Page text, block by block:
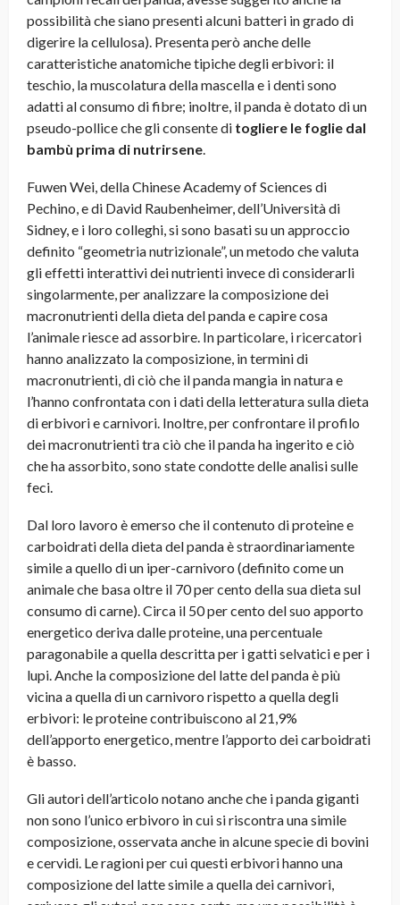
possibilità che siano presenti alcuni batteri in grado di
digerire la cellulosa). Presenta però anche delle
caratteristiche anatomiche tipiche degli erbivori: il
teschio, la muscolatura della mascella e i denti sono
adatti al consumo di fibre; inoltre, il panda è dotato di un
pseudo-pollice che gli consente di togliere le foglie dal
bambù prima di nutrirsene.
Fuwen Wei, della Chinese Academy of Sciences di
Pechino, e di David Raubenheimer, dell’Università di
Sidney, e i loro colleghi, si sono basati su un approccio
definito “geometria nutrizionale”, un metodo che valuta
gli effetti interattivi dei nutrienti invece di considerarli
singolarmente, per analizzare la composizione dei
macronutrienti della dieta del panda e capire cosa
l’animale riesce ad assorbire. In particolare, i ricercatori
hanno analizzato la composizione, in termini di
macronutrienti, di ciò che il panda mangia in natura e
l’hanno confrontata con i dati della letteratura sulla dieta
di erbivori e carnivori. Inoltre, per confrontare il profilo
dei macronutrienti tra ciò che il panda ha ingerito e ciò
che ha assorbito, sono state condotte delle analisi sulle
feci.
Dal loro lavoro è emerso che il contenuto di proteine e
carboidrati della dieta del panda è straordinariamente
simile a quello di un iper-carnivoro (definito come un
animale che basa oltre il 70 per cento della sua dieta sul
consumo di carne). Circa il 50 per cento del suo apporto
energetico deriva dalle proteine, una percentuale
paragonabile a quella descritta per i gatti selvatici e per i
lupi. Anche la composizione del latte del panda è più
vicina a quella di un carnivoro rispetto a quella degli
erbivori: le proteine contribuiscono al 21,9%
dell’apporto energetico, mentre l’apporto dei carboidrati
è basso.
Gli autori dell’articolo notano anche che i panda giganti
non sono l’unico erbivoro in cui si riscontra una simile
composizione, osservata anche in alcune specie di bovini
e cervidi. Le ragioni per cui questi erbivori hanno una
composizione del latte simile a quella dei carnivori,